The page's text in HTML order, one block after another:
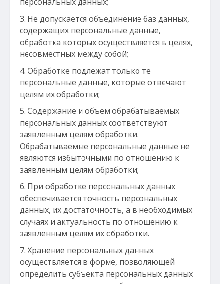
Не допускается объединение баз данных,
содержащих персональные данные,
обработка которых осуществляется в целях,
несовместных между собой;
Обработке подлежат только те
персональные данные, которые отвечают
целям их обработки;
Содержание и объем обрабатываемых
персональных данных соответствуют
заявленным целям обработки.
Обрабатываемые персональные данные не
являются избыточными по отношению к
заявленным целям обработки;
При обработке персональных данных
обеспечивается точность персональных
данных, их достаточность, а в необходимых
случаях и актуальность по отношению к
заявленным целям их обработки.
Хранение персональных данных
осуществляется в форме, позволяющей
определить субъекта персональных данных